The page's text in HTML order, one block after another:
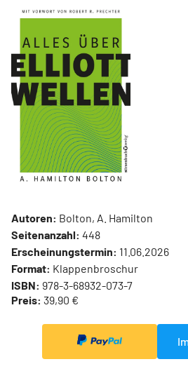
Autoren: Bolton, A. Hamilton
Seitenanzahl: 448
Erscheinungstermin: 11.06.2026
Format: Klappenbroschur
ISBN: 978-3-68932-073-7
Preis: 39,90 €